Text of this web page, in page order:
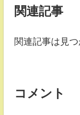
関連記事
関連記事は見つ
コメント